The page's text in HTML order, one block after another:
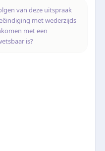
van deze uitspraak
met wederzijds
met een
is?